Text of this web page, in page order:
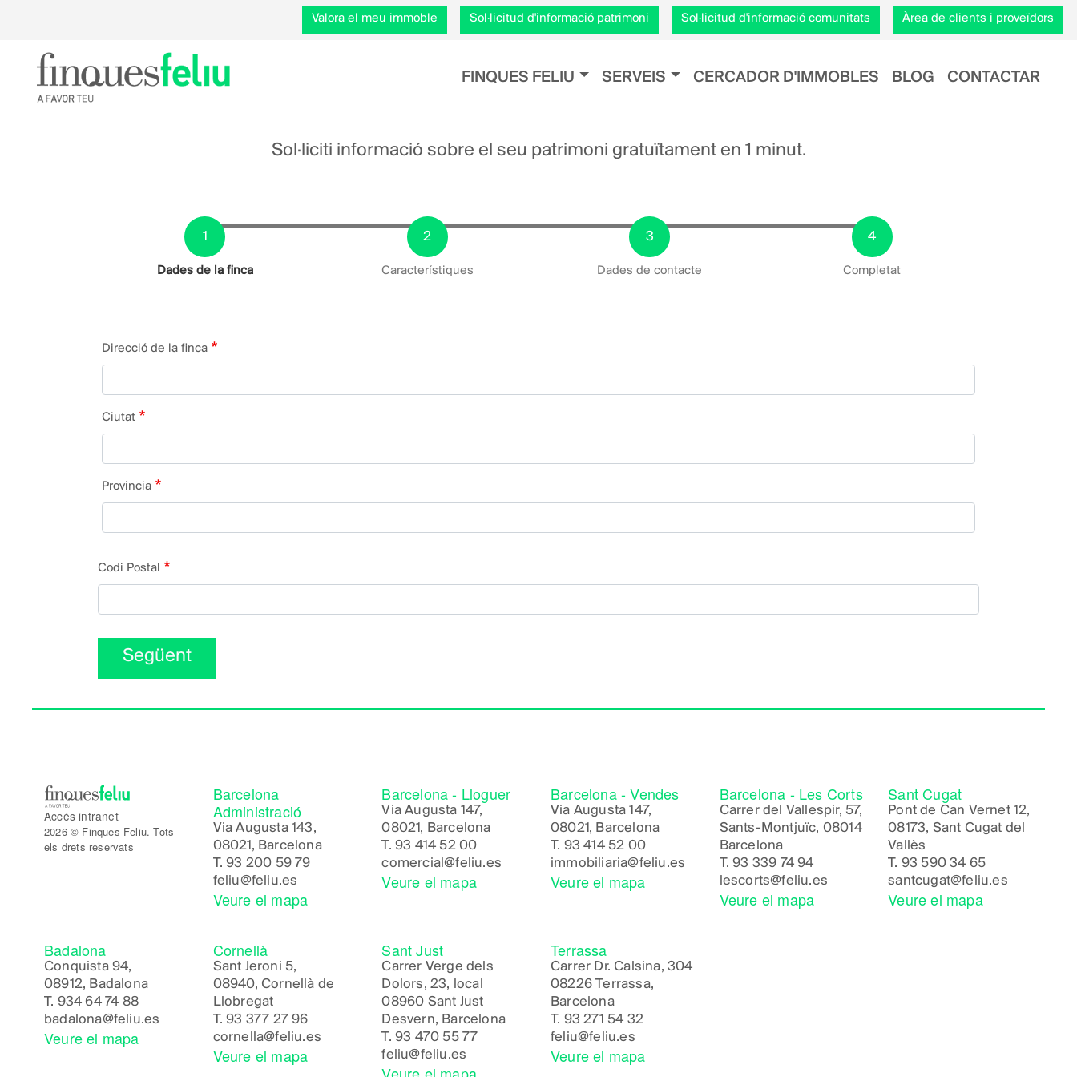
Vés
al
Valora el meu immoble Sol·licitud d'informació patrimoni Sol·licitud d'informació comunitats Àrea de clients i proveïdors
Navegación principal
FINQUES FELIU SERVEIS CERCADOR D'IMMOBLES BLOG CONTACTAR
Sol·liciti informació sobre el seu patrimoni gratuïtament en 1 minut.
Actual
Dades de la finca Característiques Dades de contacte Completat
Direcció
de
la
finca:
Direcció de la finca
Ciutat
Provincia
Codi Postal
Següent
Accés intranet
2026 © Finques Feliu. Tots
els drets reservats
Barcelona
Administració
Via Augusta 143,
08021, Barcelona
T.93 200 59 79
feliu@feliu.es
Veure el mapa
Barcelona - Lloguer
Via Augusta 147,
08021, Barcelona
T. 93 414 52 00
comercial@feliu.es
Veure el mapa
Barcelona - Vendes
Via Augusta 147,
08021, Barcelona
T. 93 414 52 00
immobiliaria@feliu.es
Veure el mapa
Barcelona - Les Corts
Carrer del Vallespir, 57,
Sants-Montjuïc, 08014
Barcelona
T.93 339 74 94
lescorts@feliu.es
Veure el mapa
Sant Cugat
Pont de Can Vernet 12,
08173, Sant Cugat del
Vallès
T. 93 590 34 65
santcugat@feliu.es
Veure el mapa
Badalona
Conquista 94,
08912, Badalona
T. 934 64 74 88
badalona@feliu.es
Veure el mapa
Cornellà
Sant Jeroni 5,
08940, Cornellà de
Llobregat
T.93 377 27 96
cornella@feliu.es
Veure el mapa
Sant Just
Carrer Verge dels
Dolors, 23, local
08960 Sant Just
Desvern, Barcelona
T. 93 470 55 77
feliu@feliu.es
Terrassa
Carrer Dr. Calsina, 304
08226 Terrassa,
Barcelona
T. 93 271 54 32
feliu@feliu.es
Veure el mapa